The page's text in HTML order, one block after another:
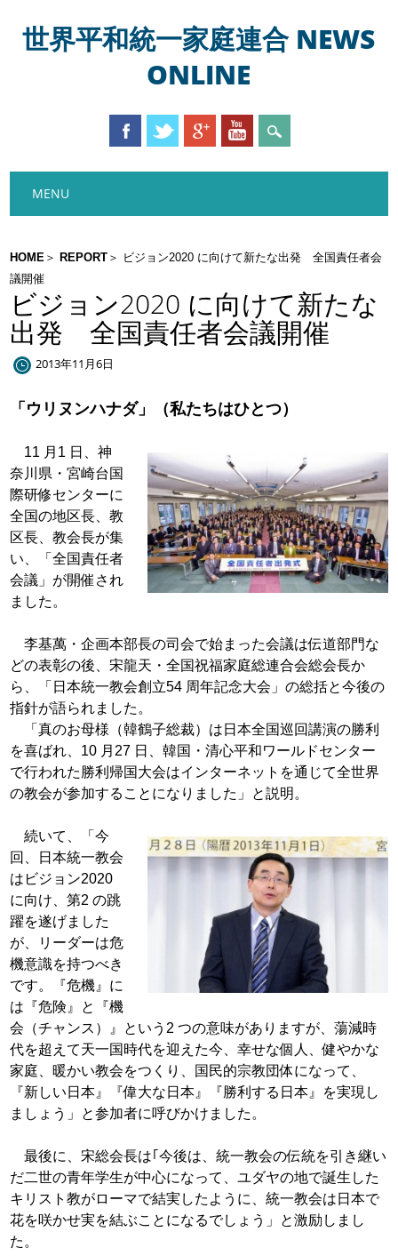
世界平和統一家庭連合 NEWS
ONLINE
Main menu
MENU
HOME REPORT
ビジョン2020 に向けて新たな出発 全国責任者会
議開催
ビジョン2020 に向けて新たな
出発 全国責任者会議開催
2013年11月6日
「ウリヌンハナダ」（私たちはひとつ）
11 月1 日、神
奈川県・宮崎台国
際研修センターに
全国の地区長、教
区長、教会長が集
い、
「全国責任者
会議」が開催され
ました。
李基萬・企画本部長の司会で始まった会議は伝道部門な
どの表彰の後、宋龍天・全国祝福家庭総連合会総会長か
ら、「日本統一教会創 立54 周年記念大会」の総括と今後の
指針が語られました。
「真のお母様（韓鶴子総裁）は日本全国巡回講演の勝利
を喜ばれ、10 月27 日、韓国・清心平和ワール ドセンター
で行われた勝利帰国大会はインターネットを通じて全世界
の教会が参加することになりました」と説明。
続いて、「今
回、日本統一教会
はビジョン2020
に向け、第2 の跳
躍を遂げました
が、リーダーは危
機意識を持つべき
です。『危機』に
は 『危険』と『機
会（チャンス）』という2 つの意味がありますが、蕩減時
代を超えて天一国時代を迎えた今、幸せな個人、健やかな
家庭、 暖かい教会をつくり、国民的宗教団体になって、
『新しい日本』『偉大な日本』『勝利する日本』
を実現し
ましょう」と参加者に呼びかけました。
最後に、宋総会長は｢今後は、統一教会の伝統を引き継い
だ二世の青年学生が中心になって、ユダヤの地で誕生した
キリスト教がローマで結実したように、統一教会は日本で
花を咲かせ実を結ぶことになるでしょう」と激励しまし
た。